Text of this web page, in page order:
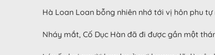
Hà Loan Loan bỗng nhiên nhớ tới vị hôn phu
Nháy mắt, Cố Dục Hàn đã đi được gần một